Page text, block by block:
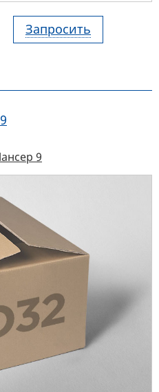
Запросить
9